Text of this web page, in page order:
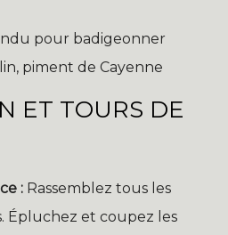
pour badigeonner
piment de Cayenne
ET TOURS DE
: Rassemblez tous les
Épluchez et coupez les